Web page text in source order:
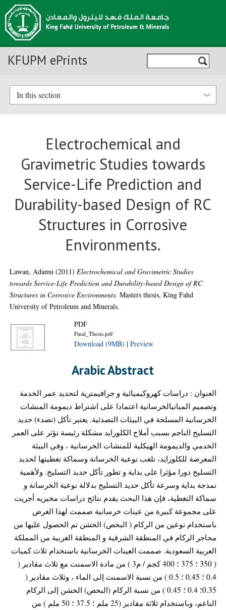
KFUPM ePrints
In this section
Electrochemical and
Gravimetric Studies towards
Service-Life Prediction and
Durability-based Design of RC
Structures in Corrosive
Environments.
Lawan, Adamu (2011)Electrochemical and Gravimetric Studies
towards Service-Life Prediction and Durability-based Design of RC
Structures in Corrosive Environments. Masters thesis, King Fahd
University of Petroleum and Minerals.
PDF
Final_Thesis.pdf
Download (9MB) |Preview
Arabic Abstract
العنوان : دراسات كهروكيميائية و جرافيمترية لتحديد عمر الخدمة
وتصميم المبانيالخرسانية اعتمادا على اشتراط ديمومة المنشات
الخرسانية المسلحة في البيئات التصدئية. يعتبر تأكل (تصدء) حديد
التسليح الناجم بسبب أملاح الكلورايد مشكلة رئيسة تؤثر على العمر
الخدمي والديمومة الهيكلية للمنشات الخرسانية ، وفي البيئة
المعرضة للكلورايد، تلعب نوعية الخرسانة وسماكة تغطيتها لحديد
التسليح دورا مؤثرا على بداية و تطور تأكل حديد التسليح. ولأهمية
نمذجة بداية وسرعة تأكل حديد التسليح بدلالة نوعية الخرسانة و
سماكة التغطية، فإن هذا البحث يقدم نتائج دراسات مخبريه أجريت
على مجموعة كبيرة من عينات خرسانية صممت لهذا الغرض
باستخدام نوعين من الركام ( البحص) الخشن تم الحصول عليها من
محاجر الركام في المنطقة الشرقية و المنطقة الغربية من المملكة
العربية السعودية. صممت العينات الخرسانية باستخدام ثلاث كميات
( 350 ؛ 375 ؛ 400 كجم / م3 ) من مادة الاسمنت مع ثلاث مقادير (
0.4 ؛ 0.45 ؛ 0.5 ) من نسبة الاسمنت إلى الماء ، وثلاث مقادير (
0.35؛ 0.4 ؛ 0.45 ) من نسبة الركام (البحص) الخشن إلى الركام
الناعم، وباستخدام ثلاثة مقادير (25 ملم ؛ 37.5 ؛ 50 ملم ) من